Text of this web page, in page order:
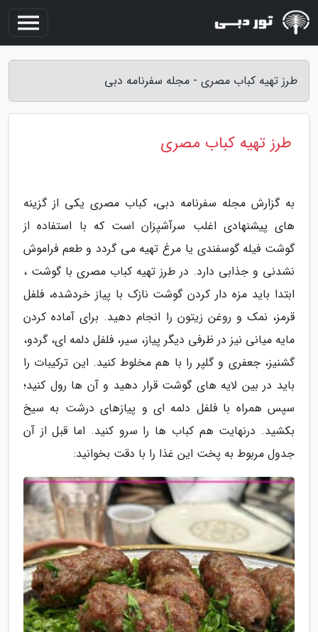
طرز تهیه کباب مصری - مجله سفرنامه دبی
طرز تهیه کباب مصری
به گزارش مجله سفرنامه دبی، کباب مصری یکی از گزینه
های پیشنهادی اغلب سرآشپزان است که با استفاده از
گوشت فیله گوسفندی یا مرغ تهیه می گردد و طعم فراموش
نشدنی و جذابی دارد. در طرز تهیه کباب مصری با گوشت ،
ابتدا باید مزه دار کردن گوشت نازک با پیاز خردشده، فلفل
قرمز، نمک و روغن زیتون را انجام دهید. برای آماده کردن
مایه میانی نیز در ظرفی دیگر پیاز، سیر، فلفل دلمه ای، گردو،
گشنیز، جعفری و گلپر را با هم مخلوط کنید. این ترکیبات را
باید در بین لایه های گوشت قرار دهید و آن ها رول کنید؛
سپس همراه با فلفل دلمه ای و پیازهای درشت به سیخ
بکشید. درنهایت هم کباب ها را سرو کنید. اما قبل از آن
جدول مربوط به پخت این غذا را با دقت بخوانید: